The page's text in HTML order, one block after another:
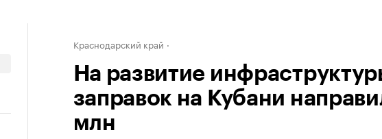
Краснодарский край
На развитие
заправок на Кубани
млн